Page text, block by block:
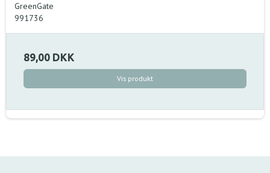
GreenGate
991736
89,00 DKK
Vis produkt